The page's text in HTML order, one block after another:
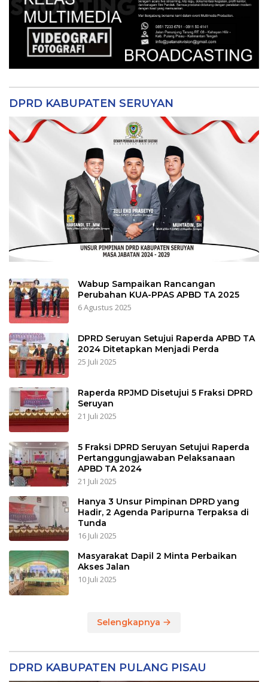
DPRD KABUPATEN SERUYAN
Wabup Sampaikan Rancangan
Perubahan KUA-PPAS APBD TA 2025
6 Agustus 2025
DPRD Seruyan Setujui Raperda APBD TA
2024 Ditetapkan Menjadi Perda
25 Juli 2025
Raperda RPJMD Disetujui 5 Fraksi DPRD
Seruyan
21 Juli 2025
5 Fraksi DPRD Seruyan Setujui Raperda
Pertanggungjawaban Pelaksanaan
APBD TA 2024
21 Juli 2025
Hanya 3 Unsur Pimpinan DPRD yang
Hadir, 2 Agenda Paripurna Terpaksa di
Tunda
16 Juli 2025
Masyarakat Dapil 2 Minta Perbaikan
Akses Jalan
10 Juli 2025
Selengkapnya
DPRD KABUPATEN PULANG PISAU